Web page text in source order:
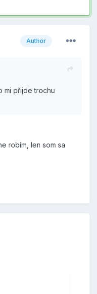
Author
mi přijde trochu
robím, len som sa